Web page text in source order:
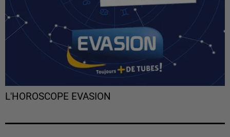
L'HOROSCOPE EVASION